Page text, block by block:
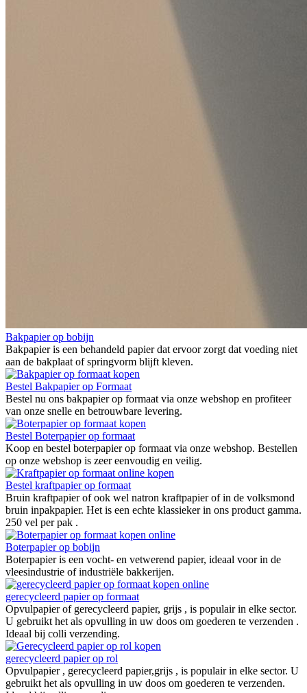
Bakpapier op bobijn
Bakpapier is een behandeld papier dat ervoor zorgt dat voeding niet
aan de bakplaat of springvorm blijft kleven.
Bestel Bakpapier op Formaat
Bestel nu ons bakpapier op formaat via onze webshop en profiteer
van onze snelle en betrouwbare levering.
Bestel Boterpapier op formaat
Koop en bestel boterpapier op formaat via onze webshop. Bestellen
op onze webshop is zeer eenvoudig en veilig.
Bestel kraftpapier op formaat
Bruin kraftpapier of ook wel natron kraftpapier of in de volksmond
bruin inpakpapier. Het is een echte klassieker in ons product gamma.
250 vel per pak .
Boterpapier op bobijn
Boterpapier is een vocht- en vetwerend papier, ideaal voor in de
vleesindustrie of industriële bakkerijen.
gerecycleerd papier op formaat
Opvulpapier of gerecycleerd papier, grijs , is populair in elke sector.
U gebruikt het als opvulling in uw doos om goederen te verzenden .
Ideaal bij colli verzending.
gerecycleerd papier op rol
Opvulpapier , gerecycleerd papier,grijs , is populair in elke sector. U
gebruikt het als opvulling in uw doos om goederen te verzenden.